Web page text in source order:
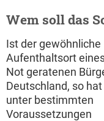
Wem soll das
Ist der gewöhnliche
Aufenthaltsort
Not geratenen
Deutschland, so
unter bestimmten
Voraussetzungen